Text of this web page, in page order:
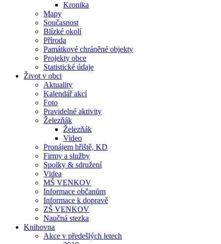
Kronika
Mapy
Současnost
Blízké okolí
Příroda
Památkové chráněné objekty
Projekty obce
Statistické údaje
Život v obci
Aktuality
Kalendář akcí
Foto
Pravidelné aktivity
Železňák
Železňák
Video
Pronájem hřiště, KD
Firmy a služby
Spolky & sdružení
Videa
MŠ VENKOV
Informace občanům
Informace k dopravě
ZŠ VENKOV
Naučná stezka
Knihovna
Akce v předešlých letech